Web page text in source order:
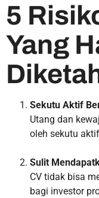
5
Yang
Sekutu Aktif
Utang dan
oleh sekutu
Sulit
CV tidak bisa
bagi investor